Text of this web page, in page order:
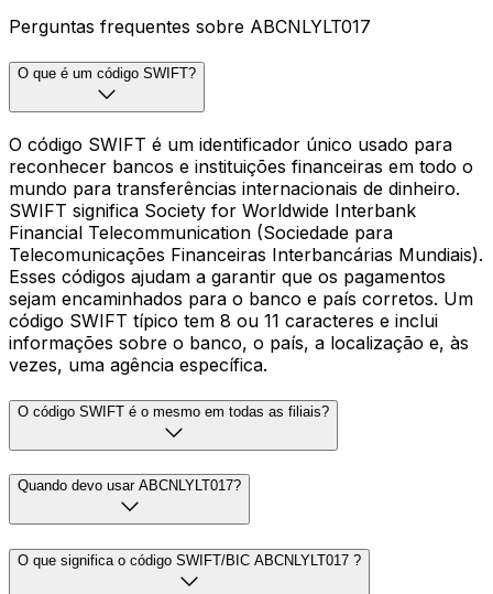
Perguntas frequentes sobre ABCNLYLT017
O que é um código SWIFT?
O código SWIFT é um identificador único usado para
reconhecer bancos e instituições financeiras em todo o
mundo para transferências internacionais de dinheiro.
SWIFT significa Society for Worldwide Interbank
Financial Telecommunication (Sociedade para
Telecomunicações Financeiras Interbancárias Mundiais).
Esses códigos ajudam a garantir que os pagamentos
sejam encaminhados para o banco e país corretos. Um
código SWIFT típico tem 8 ou 11 caracteres e inclui
informações sobre o banco, o país, a localização e, às
vezes, uma agência específica.
O código SWIFT é o mesmo em todas as filiais?
Quando devo usar ABCNLYLT017?
O que significa o código SWIFT/BIC ABCNLYLT017 ?